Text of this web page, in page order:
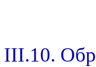
III.10.